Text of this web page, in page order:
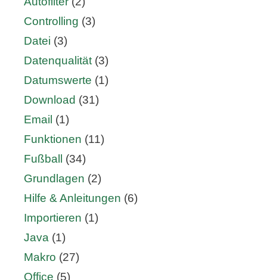
Controlling (3)
Datei (3)
Datenqualität (3)
Datumswerte (1)
Download (31)
Email (1)
Funktionen (11)
Fußball
(34)
Grundlagen (2)
Hilfe & Anleitungen (6)
Importieren (1)
Java (1)
Makro (27)
Office (5)